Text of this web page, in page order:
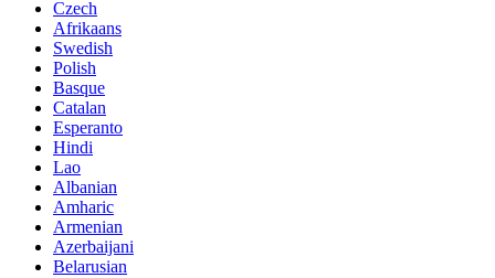
Czech
Afrikaans
Swedish
Polish
Basque
Catalan
Esperanto
Hindi
Lao
Albanian
Amharic
Armenian
Azerbaijani
Belarusian